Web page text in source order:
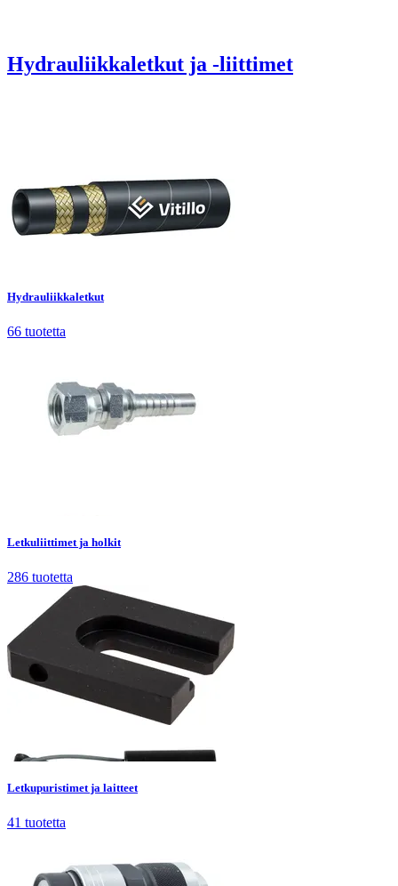
Hydrauliikkaletkut ja -liittimet
Hydrauliikkaletkut
66 tuotetta
Letkuliittimet ja holkit
286 tuotetta
Letkupuristimet ja laitteet41 tuotetta
Letkupuristimet ja laitteet
41 tuotetta